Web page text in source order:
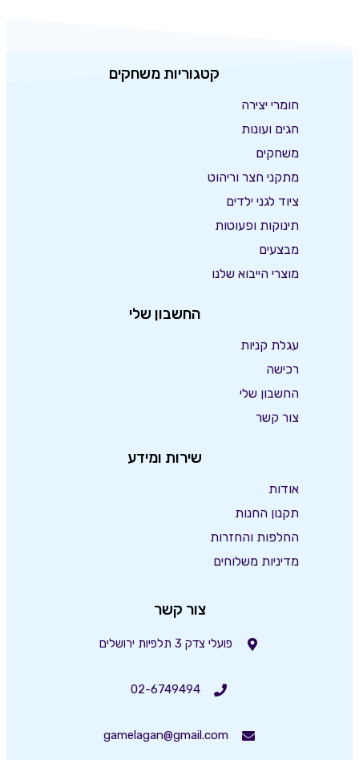
קטגוריות משחקים
חומרי יצירה
חגים ועונות
משחקים
מתקני חצר וריהוט
ציוד לגני ילדים
תינוקות ופעוטות
מבצעים
מוצרי הייבוא שלנו
החשבון שלי
עגלת קניות
רכישה
החשבון שלי
צור קשר
שירות ומידע
אודות
תקנון החנות
החלפות והחזרות
מדיניות משלוחים
צור קשר
פועלי צדק 3 תלפיות ירושלים
02-6749494
gamelagan@gmail.com